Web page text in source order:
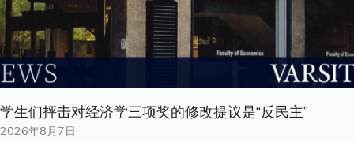
学生们抨击对经济学三项奖的修改提议是“反民主”
2026年8月7日